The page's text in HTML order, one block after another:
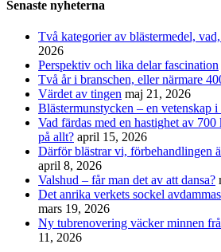
Senaste nyheterna
Två kategorier av blästermedel,
2026
Perspektiv och lika delar fascination
Två år i branschen, eller närmare
Värdet av tingen maj 21, 2026
Blästermunstycken – en vetenskap i
Vad färdas med en hastighet av
på allt? april 15, 2026
Därför blästrar vi, förbehandlingen
april 8, 2026
Valshud – får man det av att dansa?
Det anrika verkets sockel
mars 19, 2026
Ny tubrenovering väcker minnen
11, 2026